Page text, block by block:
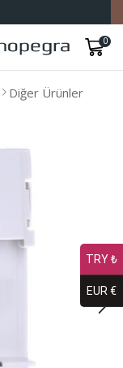
0
Diğer Ürünler
TRY ₺
EUR €